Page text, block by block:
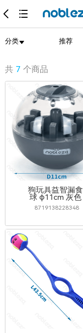
分类 推荐
共 7 个商品
狗玩具益智漏食
球 φ11cm 灰色
8719138228348